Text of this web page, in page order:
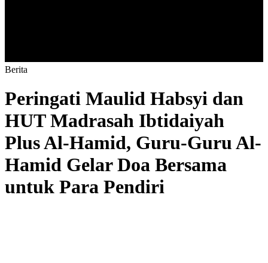
Berita
Peringati Maulid Habsyi dan
HUT Madrasah Ibtidaiyah
Plus Al-Hamid, Guru-Guru Al-
Hamid Gelar Doa Bersama
untuk Para Pendiri